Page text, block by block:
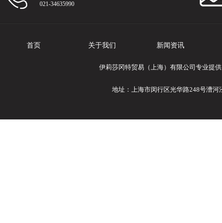
021-34635990
首页 关于我们 新闻资讯
伊莉莎冈特贸易（上海）有限公司专业提
地址：上海市闵行区光华路248号漕